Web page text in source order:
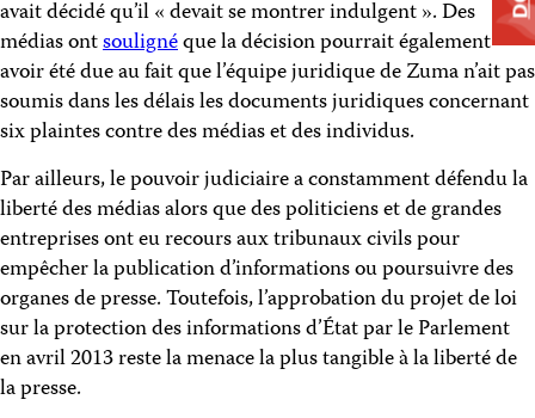
avait décidé qu’il « devait se montrer indulgent ». Des
médias ontsoulignéque la décision pourrait également
avoir été due au fait que l’équipe juridique de Zuma n’ait pas
soumis dans les délais les documents juridiques concernant
six plaintes contre des médias et des individus.
Par ailleurs, le pouvoir judiciaire a constamment défendu la
liberté des médias alors que des politiciens et de grandes
entreprises ont eu recours aux tribunaux civils pour
empêcher la publication d’informations ou poursuivre des
organes de presse. Toutefois, l’approbation du projet de loi
sur la protection des informations d’État par le Parlement
en avril 2013 reste la menace la plus tangible à la liberté de
la presse.